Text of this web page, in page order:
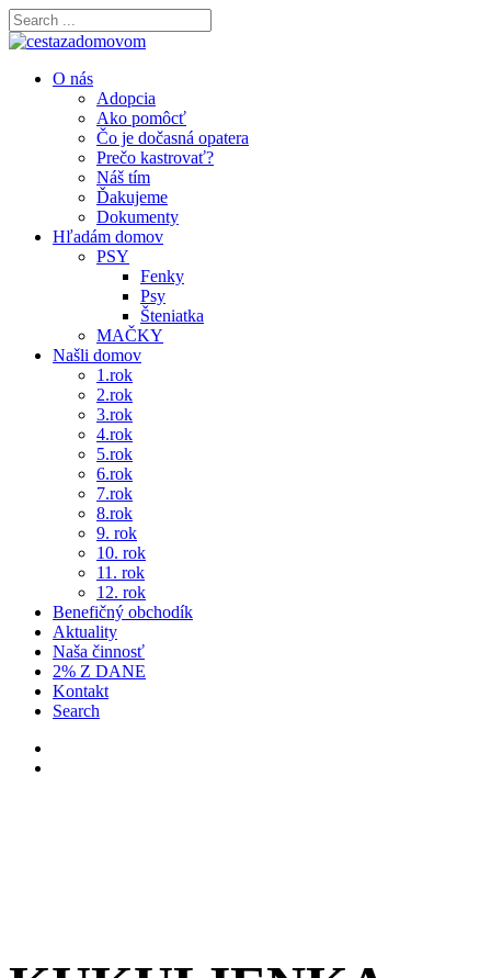
O nás
Adopcia
Ako pomôcť
Čo je dočasná opatera
Prečo kastrovať?
Náš tím
Ďakujeme
Dokumenty
Hľadám domov
PSY
Fenky
Psy
Šteniatka
MAČKY
Našli domov
1.rok
2.rok
3.rok
4.rok
5.rok
6.rok
7.rok
8.rok
9. rok
10. rok
11. rok
12. rok
Benefičný obchodík
Aktuality
Naša činnosť
2% Z DANE
Kontakt
Search